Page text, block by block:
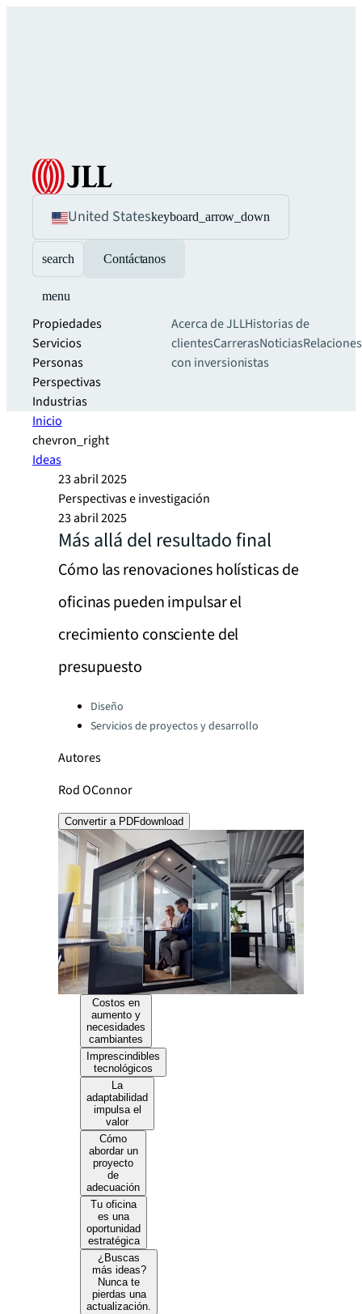
United Stateskeyboard_arrow_down
search Contáctanos
menu
Propiedades
Servicios
Personas
Perspectivas
Industrias
Acerca de JLLHistorias de
clientesCarrerasNoticiasRelaciones
con inversionistas
Inicio
chevron_right
Ideas
23 abril 2025
Perspectivas e investigación
23 abril 2025
Más allá del resultado final
Cómo las renovaciones holísticas de
oficinas pueden impulsar el
crecimiento consciente del
presupuesto
Categories:
Diseño
Servicios de proyectos y desarrollo
Autores
Rod OConnor
Convertir a PDFdownload
Costos en
aumento y
necesidades
cambiantes
Imprescindibles
tecnológicos
La
adaptabilidad
impulsa el
valor
Cómo
abordar un
proyecto
de
adecuación
Tu oficina
es una
oportunidad
estratégica
¿Buscas
más ideas?
Nunca te
pierdas una
actualización.